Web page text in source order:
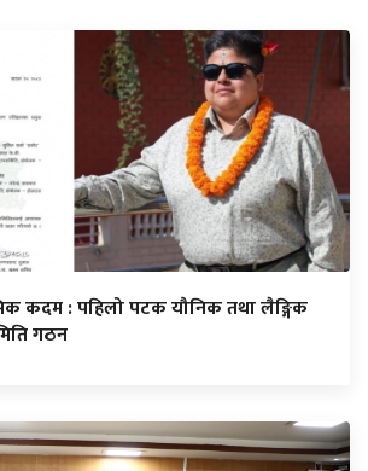
कदम : पहिलो पटक यौनिक तथा लैङ्गिक
गठन